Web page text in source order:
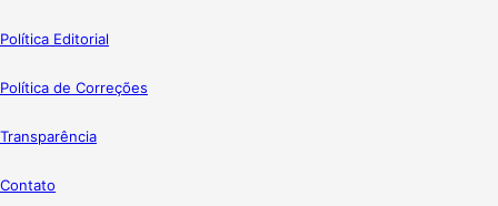
Política Editorial
Política de Correções
Transparência
Contato